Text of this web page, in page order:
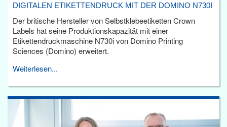
DIGITALEN ETIKETTENDRUCK MIT DER DOMINO N730I
Der britische Hersteller von Selbstklebeetiketten Crown
Labels hat seine Produktionskapazität mit einer
Etikettendruckmaschine N730i von Domino Printing
Sciences (Domino) erweitert.
Weiterlesen...